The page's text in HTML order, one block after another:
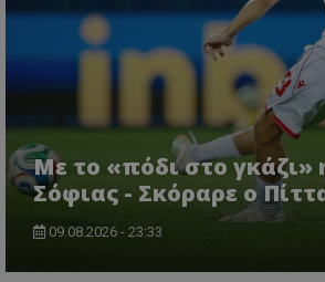
Με το «πόδι στο γκάζι»
Σόφιας - Σκόραρε ο
09.08.2026 - 23:33